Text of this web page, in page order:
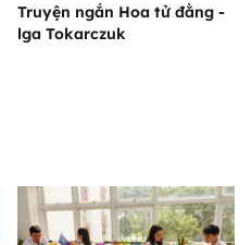
Truyện ngắn Hoa tử đằng -
lga Tokarczuk